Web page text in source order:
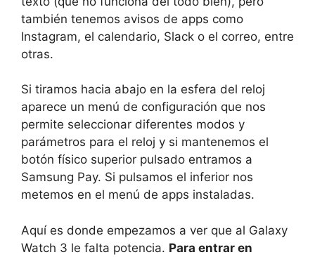
también tenemos avisos de apps como
Instagram, el calendario, Slack o el correo, entre
otras.
Si tiramos hacia abajo en la esfera del reloj
aparece un menú de configuración que nos
permite seleccionar diferentes modos y
parámetros para el reloj y si mantenemos el
botón físico superior pulsado entramos a
Samsung Pay. Si pulsamos el inferior nos
metemos en el menú de apps instaladas.
Aquí es donde empezamos a ver que al Galaxy
Watch 3 le falta potencia. Para entrar en